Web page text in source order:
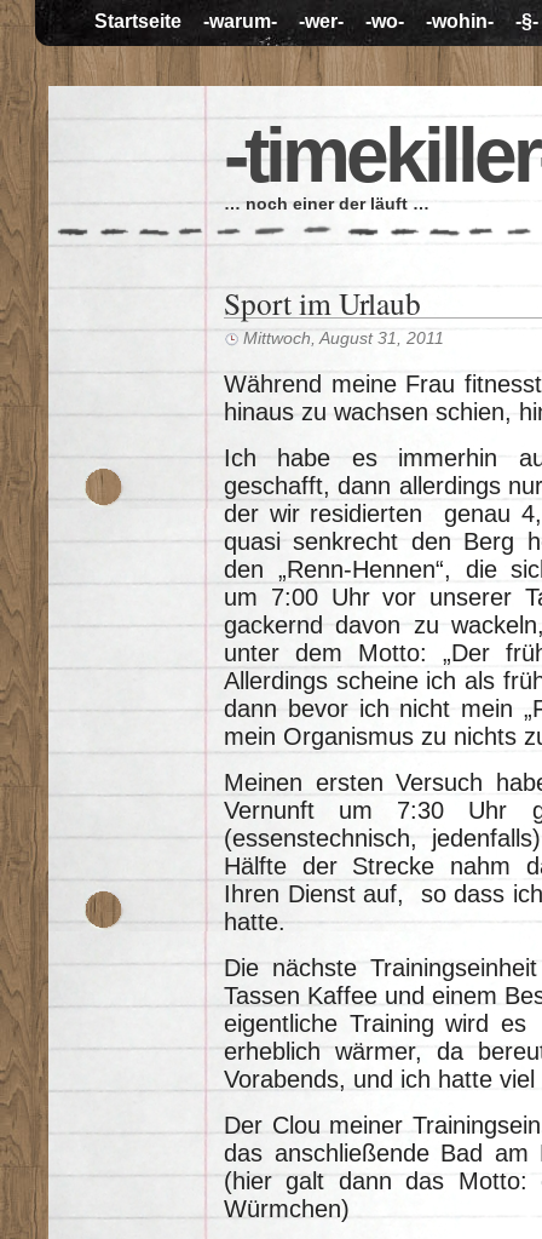
Startseite -warum- -wer- -wo- -wohin- -§-
-
… noch einer der läuft …
Sport im Urlaub
Mittwoch, August 31, 2011
Während meine Frau
hinaus zu wachsen schien,
Ich habe es immerhin
geschafft, dann allerdings
der wir residierten genau
quasi senkrecht den Berg
den „Renn-Hennen“, die
um 7:00 Uhr vor unserer
gackernd davon zu
unter dem Motto: „Der
Allerdings scheine ich als
dann bevor ich nicht mein
mein Organismus zu nichts
Meinen ersten Versuch
Vernunft um 7:30 Uhr
(essenstechnisch,
Hälfte der Strecke nahm
Ihren Dienst auf, so dass
hatte.
Die nächste
Tassen Kaffee und einem
eigentliche Training wird
erheblich wärmer, da
Vorabends, und ich hatte
Der Clou meiner
das anschließende Bad am
(hier galt dann das Motto:
Würmchen)